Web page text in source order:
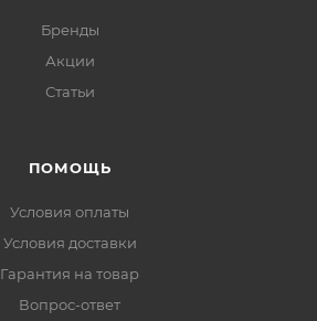
Бренды
Акции
Статьи
ПОМОЩЬ
Условия оплаты
Условия доставки
Гарантия на товар
Вопрос-ответ